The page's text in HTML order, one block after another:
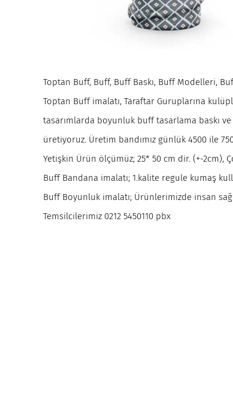
Toptan Buff, Buff, Buff Baskı, Buff Modelleri,
Toptan Buff imalatı, Taraftar Guruplarına
tasarımlarda boyunluk buff tasarlama baskı
üretiyoruz. Üretim bandımız günlük 4500 ile
Yetişkin Ürün ölçümüz; 25* 50 cm dir. (+-2cm),
Buff Bandana imalatı; 1.kalite regule kumaş
Buff Boyunluk imalatı; Ürünlerimizde insan
Temsilcilerimiz 0212 5450110 pbx